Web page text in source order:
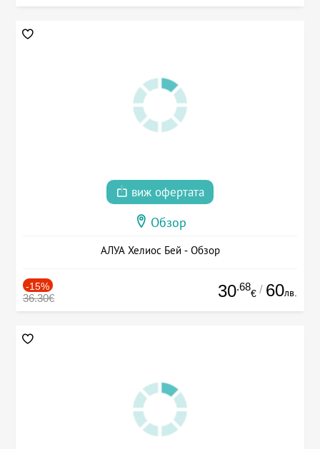
виж офертата
Обзор
АЛУА Хелиос Бей - Обзор
-15%
36.30€ 30.68
€ / 60лв.